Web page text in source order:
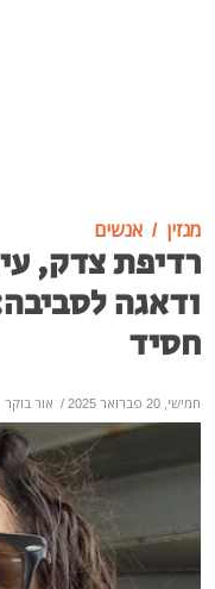
מגזין אנשים
רדיפת צדק,
ודאגה
חסיד
חמישי, 20 פברואר 2025 / אור בוקר